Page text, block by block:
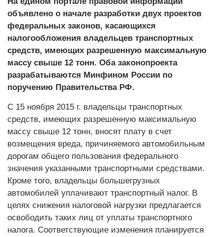
объявлено о начале разработки двух проектов
федеральных законов, касающихся
налогообложения владельцев транспортных
средств, имеющих разрешенную максимальную
массу свыше 12 тонн. Оба законопроекта
разрабатываются Минфином России по
поручению Правительства РФ.
С 15 ноября 2015 г. владельцы транспортных
средств, имеющих разрешенную максимальную
массу свыше 12 тонн, вносят плату в счет
возмещения вреда, причиняемого автомобильным
дорогам общего пользования федерального
значения указанными транспортными средствами.
Кроме того, владельцы большегрузных
автомобилей уплачивают транспортный налог. В
целях снижения налоговой нагрузки предлагается
освободить таких лиц от уплаты транспортного
налога. Соответствующие изменения планируется